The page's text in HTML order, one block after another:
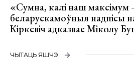
«Сумна, калі наш
беларускамоўныя надпісы
Кіркевіч адказвае Міколу
ЧЫТАЦЬ ЯШЧЭ